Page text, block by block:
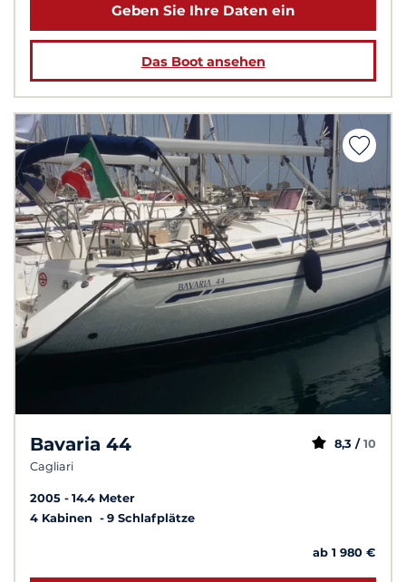
Geben Sie Ihre Daten ein
Das Boot ansehen
Bavaria 44
Cagliari
8,3 / 10
2005
14.4 Meter
4 Kabinen
9 Schlafplätze
ab 1 980 €